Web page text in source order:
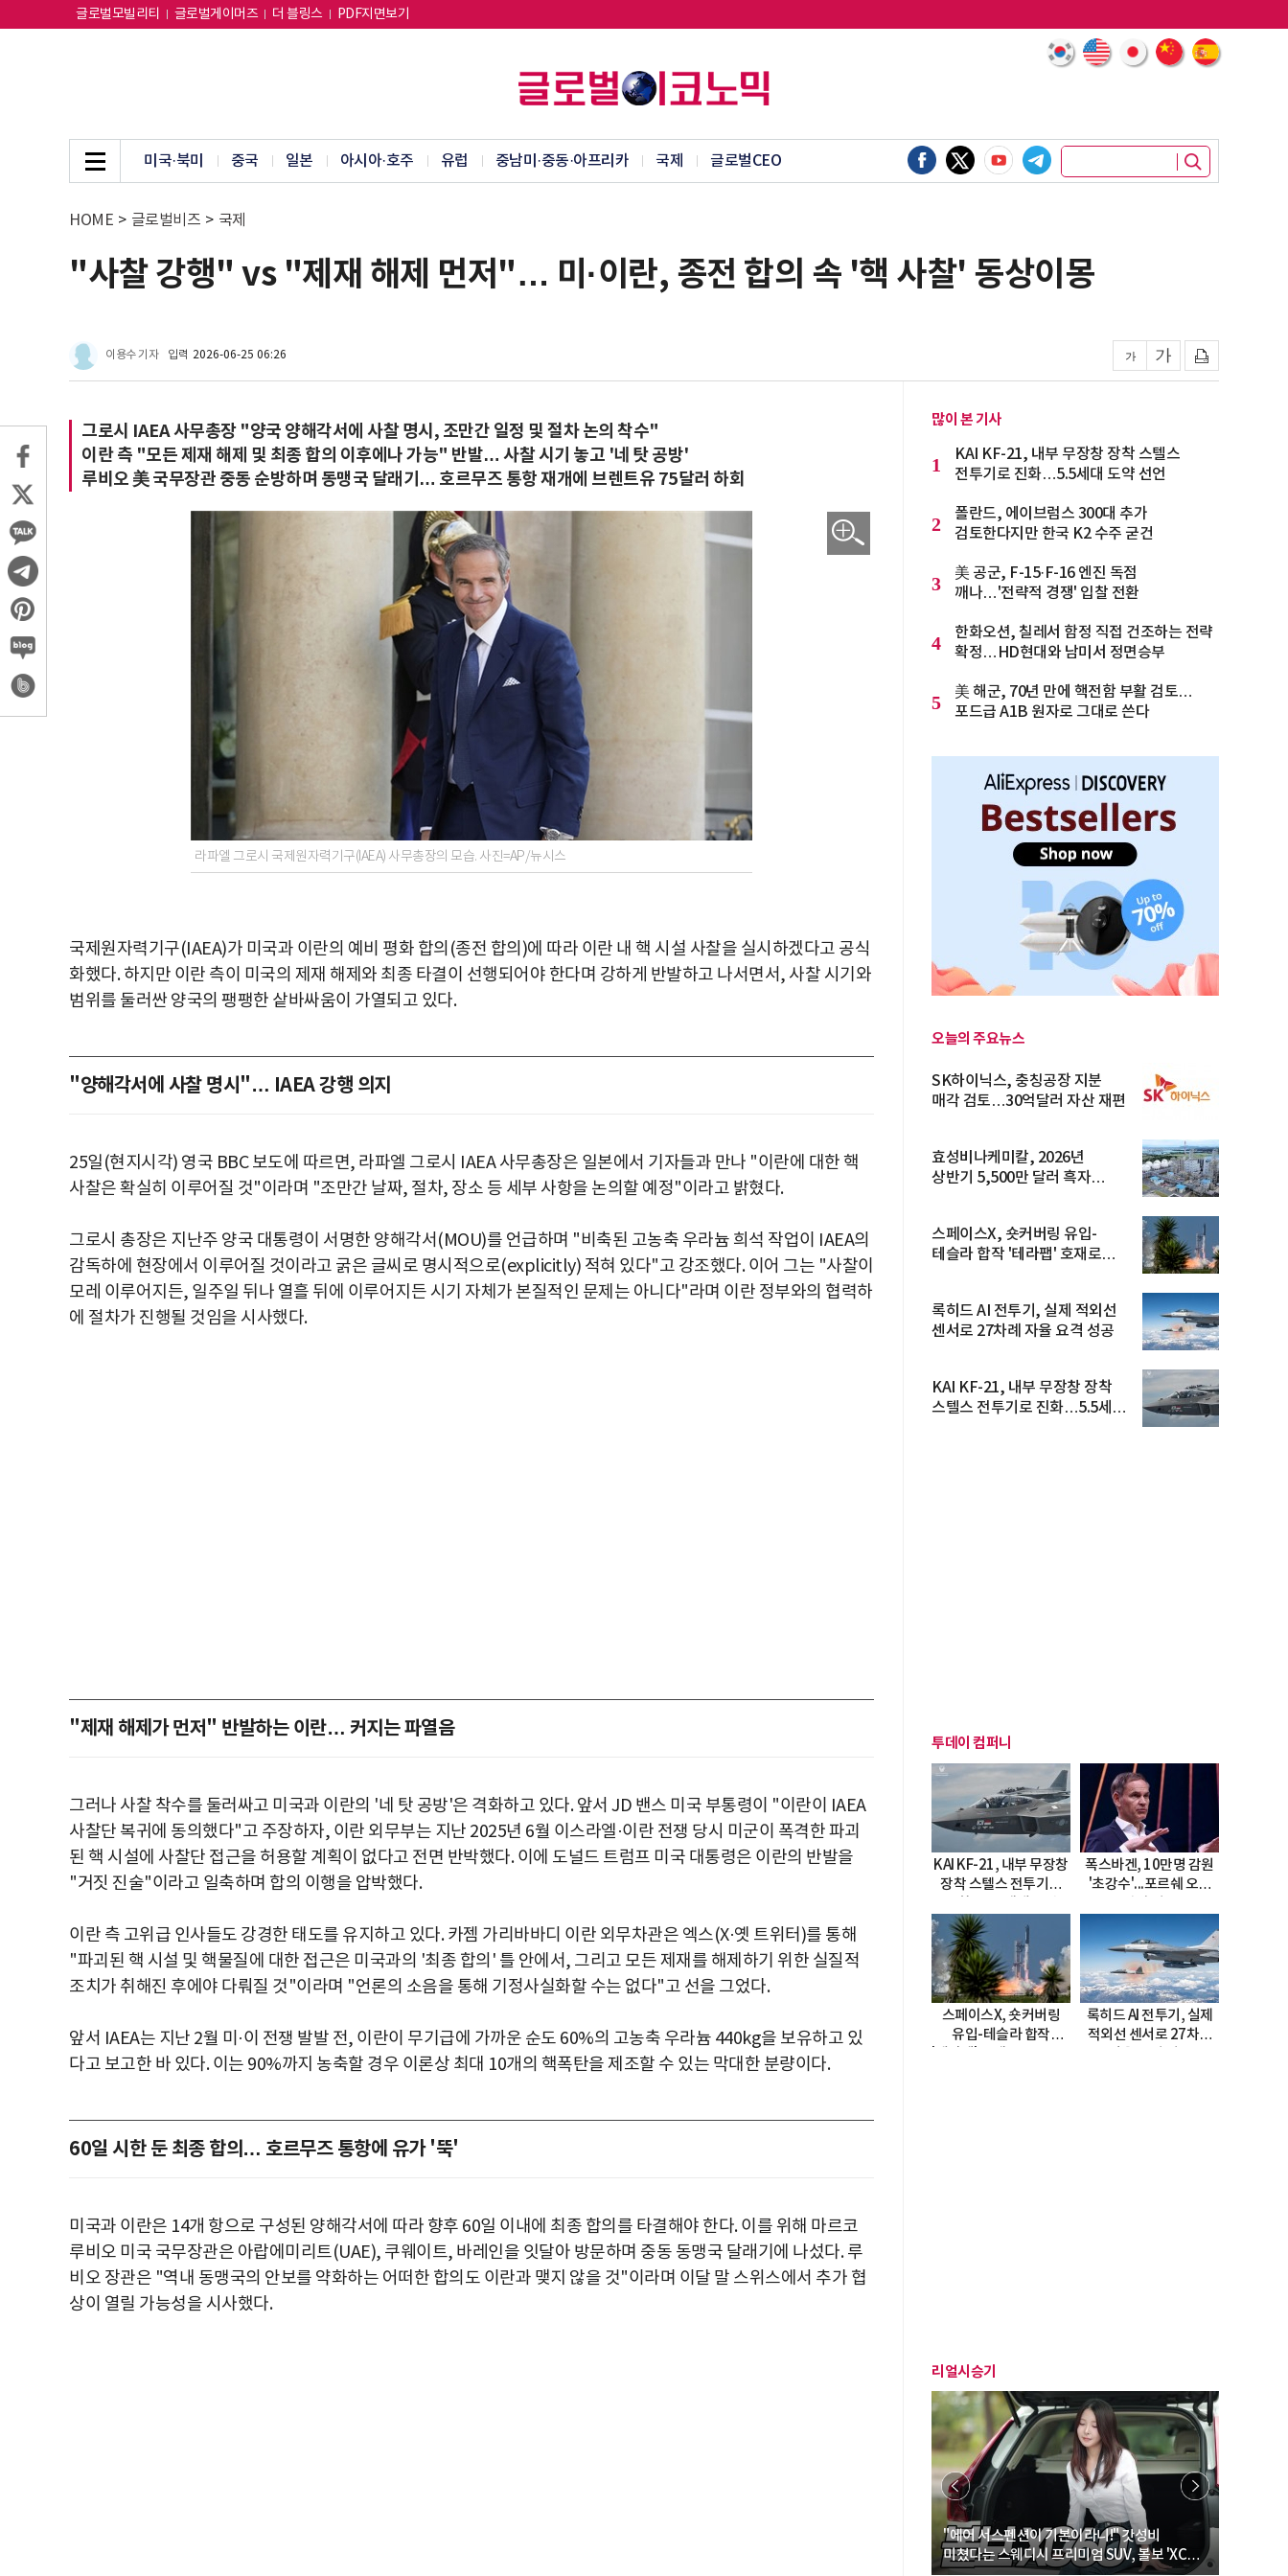
글로벌모빌리티 글로벌게이머즈 더 블링스 PDF지면보기
미국·북미 중국 일본 아시아·호주 유럽 중남미·중동·아프리카 국제 글로벌CEO
HOME > 글로벌비즈 > 국제
"사찰 강행" vs "제재 해제 먼저"… 미·이란, 종전 합의 속 '핵 사찰' 동상이몽
이용수 기자 입력 2026-06-25 06:26
그로시 IAEA 사무총장 "양국 양해각서에 사찰 명시, 조만간 일정 및 절차 논의 착수"
이란 측 "모든 제재 해제 및 최종 합의 이후에나 가능" 반발… 사찰 시기 놓고 '네 탓 공방'
루비오 美 국무장관 중동 순방하며 동맹국 달래기… 호르무즈 통항 재개에 브렌트유 75달러 하회
라파엘 그로시 국제원자력기구(IAEA) 사무총장의 모습. 사진=AP/뉴시스
국제원자력기구(IAEA)가 미국과 이란의 예비 평화 합의(종전 합의)에 따라 이란 내 핵 시설 사찰을 실시하겠다고 공식
화했다. 하지만 이란 측이 미국의 제재 해제와 최종 타결이 선행되어야 한다며 강하게 반발하고 나서면서, 사찰 시기와
범위를 둘러싼 양국의 팽팽한 샅바싸움이 가열되고 있다.
"양해각서에 사찰 명시"… IAEA 강행 의지
25일(현지시각) 영국 BBC 보도에 따르면, 라파엘 그로시 IAEA 사무총장은 일본에서 기자들과 만나 "이란에 대한 핵
사찰은 확실히 이루어질 것"이라며 "조만간 날짜, 절차, 장소 등 세부 사항을 논의할 예정"이라고 밝혔다.
그로시 총장은 지난주 양국 대통령이 서명한 양해각서(MOU)를 언급하며 "비축된 고농축 우라늄 희석 작업이 IAEA의
감독하에 현장에서 이루어질 것이라고 굵은 글씨로 명시적으로(explicitly) 적혀 있다"고 강조했다. 이어 그는 "사찰이
모레 이루어지든, 일주일 뒤나 열흘 뒤에 이루어지든 시기 자체가 본질적인 문제는 아니다"라며 이란 정부와의 협력하
에 절차가 진행될 것임을 시사했다.
"제재 해제가 먼저" 반발하는 이란… 커지는 파열음
그러나 사찰 착수를 둘러싸고 미국과 이란의 '네 탓 공방'은 격화하고 있다. 앞서 JD 밴스 미국 부통령이 "이란이 IAEA
사찰단 복귀에 동의했다"고 주장하자, 이란 외무부는 지난 2025년 6월 이스라엘·이란 전쟁 당시 미군이 폭격한 파괴
된 핵 시설에 사찰단 접근을 허용할 계획이 없다고 전면 반박했다. 이에 도널드 트럼프 미국 대통령은 이란의 반발을
"거짓 진술"이라고 일축하며 합의 이행을 압박했다.
이란 측 고위급 인사들도 강경한 태도를 유지하고 있다. 카젬 가리바바디 이란 외무차관은 엑스(X·옛 트위터)를 통해
"파괴된 핵 시설 및 핵물질에 대한 접근은 미국과의 '최종 합의' 틀 안에서, 그리고 모든 제재를 해제하기 위한 실질적
조치가 취해진 후에야 다뤄질 것"이라며 "언론의 소음을 통해 기정사실화할 수는 없다"고 선을 그었다.
앞서 IAEA는 지난 2월 미·이 전쟁 발발 전, 이란이 무기급에 가까운 순도 60%의 고농축 우라늄 440kg을 보유하고 있
다고 보고한 바 있다. 이는 90%까지 농축할 경우 이론상 최대 10개의 핵폭탄을 제조할 수 있는 막대한 분량이다.
60일 시한 둔 최종 합의… 호르무즈 통항에 유가 '뚝'
미국과 이란은 14개 항으로 구성된 양해각서에 따라 향후 60일 이내에 최종 합의를 타결해야 한다. 이를 위해 마르코
루비오 미국 국무장관은 아랍에미리트(UAE), 쿠웨이트, 바레인을 잇달아 방문하며 중동 동맹국 달래기에 나섰다. 루
비오 장관은 "역내 동맹국의 안보를 약화하는 어떠한 합의도 이란과 맺지 않을 것"이라며 이달 말 스위스에서 추가 협
상이 열릴 가능성을 시사했다.
많이 본 기사
1
KAI KF-21, 내부 무장창 장착 스텔스
전투기로 진화…5.5세대 도약 선언
2
폴란드, 에이브럼스 300대 추가
검토한다지만 한국 K2 수주 굳건
3
美 공군, F-15·F-16 엔진 독점
깨나…'전략적 경쟁' 입찰 전환
4
한화오션, 칠레서 함정 직접 건조하는 전략
확정…HD현대와 남미서 정면승부
5
美 해군, 70년 만에 핵전함 부활 검토…
포드급 A1B 원자로 그대로 쓴다
오늘의 주요뉴스
SK하이닉스, 충칭공장 지분
매각 검토…30억달러 자산 재편
효성비나케미칼, 2026년
상반기 5,500만 달러 흑자
스페이스X, 숏커버링 유입-
테슬라 합작 '테라팹' 호재로
록히드 AI 전투기, 실제 적외선
센서로 27차례 자율 요격 성공
KAI KF-21, 내부 무장창 장착
스텔스 전투기로 진화…5.5세대
투데이 컴퍼니
KAI KF-21, 내부 무장창
장착 스텔스 전투기로
폭스바겐, 10만명 감원
'초강수'...포르쉐 오너
스페이스X, 숏커버링
유입-테슬라 합작
록히드 AI 전투기, 실제
적외선 센서로 27차례
리얼시승기
"에어 서스펜션이 기본이라니!" 갓성비
미쳤다는 스웨디시 프리미엄 SUV, 볼보 'XC60